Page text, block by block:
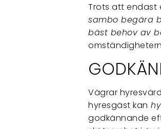
Trots att endast
sambo begära
bäst behov av
Vägrar
hyresgäst kan
godkännande